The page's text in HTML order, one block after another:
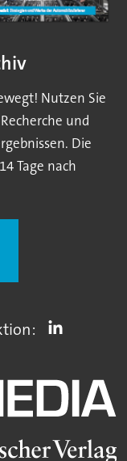
Nutzen Sie
und
Die
Tage nach